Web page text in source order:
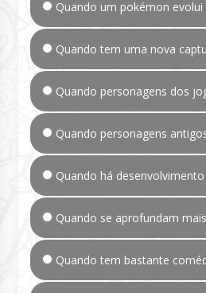
Quando um pokémon evolui
Quando tem uma nova
Quando personagens dos
Quando personagens
Quando há
Quando se aprofundam
Quando tem bastante